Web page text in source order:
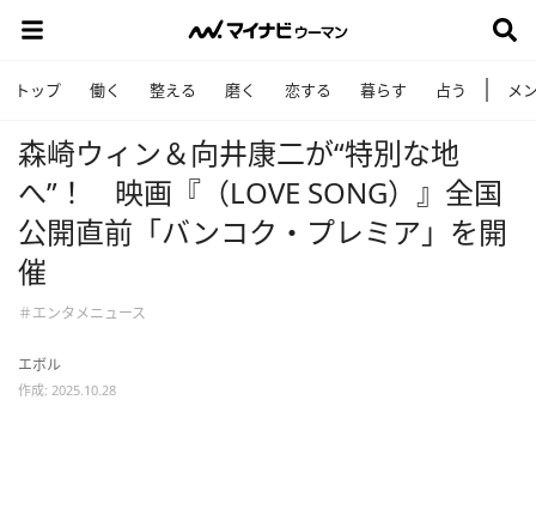
トップ 働く 整える 磨く 恋する 暮らす 占う メ
森崎ウィン＆向井康二が“特別な地
へ”！ 映画『（LOVE SONG）』全国
公開直前「バンコク・プレミア」を開
催
＃エンタメニュース
エボル
作成: 2025.10.28